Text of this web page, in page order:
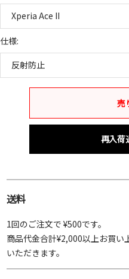
格Xperia Ace II
仕様:
反射防止
売
再入荷
送料
1回のご注文で ¥500です。
商品代金合計¥2,000以上お買い
いただきます。